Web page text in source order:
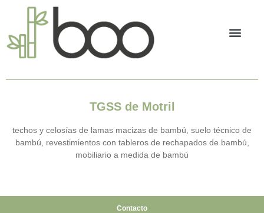
TGSS de Motril
techos y celosías de lamas macizas de bambú, suelo técnico de
bambú, revestimientos con tableros de rechapados de bambú,
mobiliario a medida de bambú
Contacto